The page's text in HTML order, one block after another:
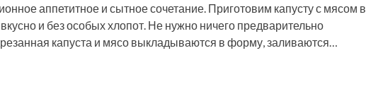
аппетитное и сытное сочетание. Приготовим капусту с мясом в
вкусно и без особых хлопот. Не нужно ничего предварительно
капуста и мясо выкладываются в форму, заливаются…